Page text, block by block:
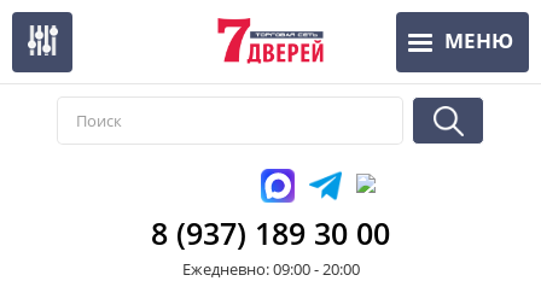
Перейти
основному
содержанию
МЕНЮ
8 (937) 189 30 00
Ежедневно: 09:00 - 20:00